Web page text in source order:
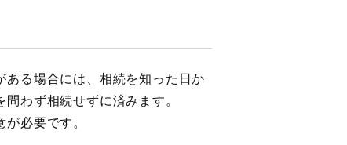
る場合には、相続を知った日か
わず相続せずに済みます。
必要です。